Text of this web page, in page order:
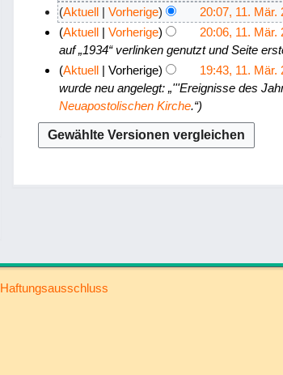
1
1
M
z
2
K
e
e
a
r
e
s
Aktuell Vorherige 20:07, 11. Mär.
K
e
i
e
e
b
u
g
Aktuell Vorherige 20:06, 11. Mär.
auf „1934“ verlinken genutzt und Seite
Aktuell
Vorherige 19:43, 11. Mär.
wurde neu angelegt: „'''Ereignisse des
Neuapostolischen Kirche.“
Haftungsausschluss